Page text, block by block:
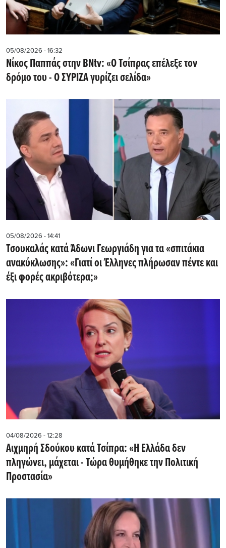
05/08/2026 - 16:32
Νίκος Παππάς στην BNtv: «Ο Τσίπρας επέλεξε τον
δρόμο του - Ο ΣΥΡΙΖΑ γυρίζει σελίδα»
05/08/2026 - 14:41
Τσουκαλάς κατά Άδωνι Γεωργιάδη για τα «σπιτάκια
ανακύκλωσης»: «Γιατί οι Έλληνες πλήρωσαν πέντε και
έξι φορές ακριβότερα;»
04/08/2026 - 12:28
Αιχμηρή Σδούκου κατά Τσίπρα: «Η Ελλάδα δεν
πληγώνει, μάχεται - Τώρα θυμήθηκε την Πολιτική
Προστασία»